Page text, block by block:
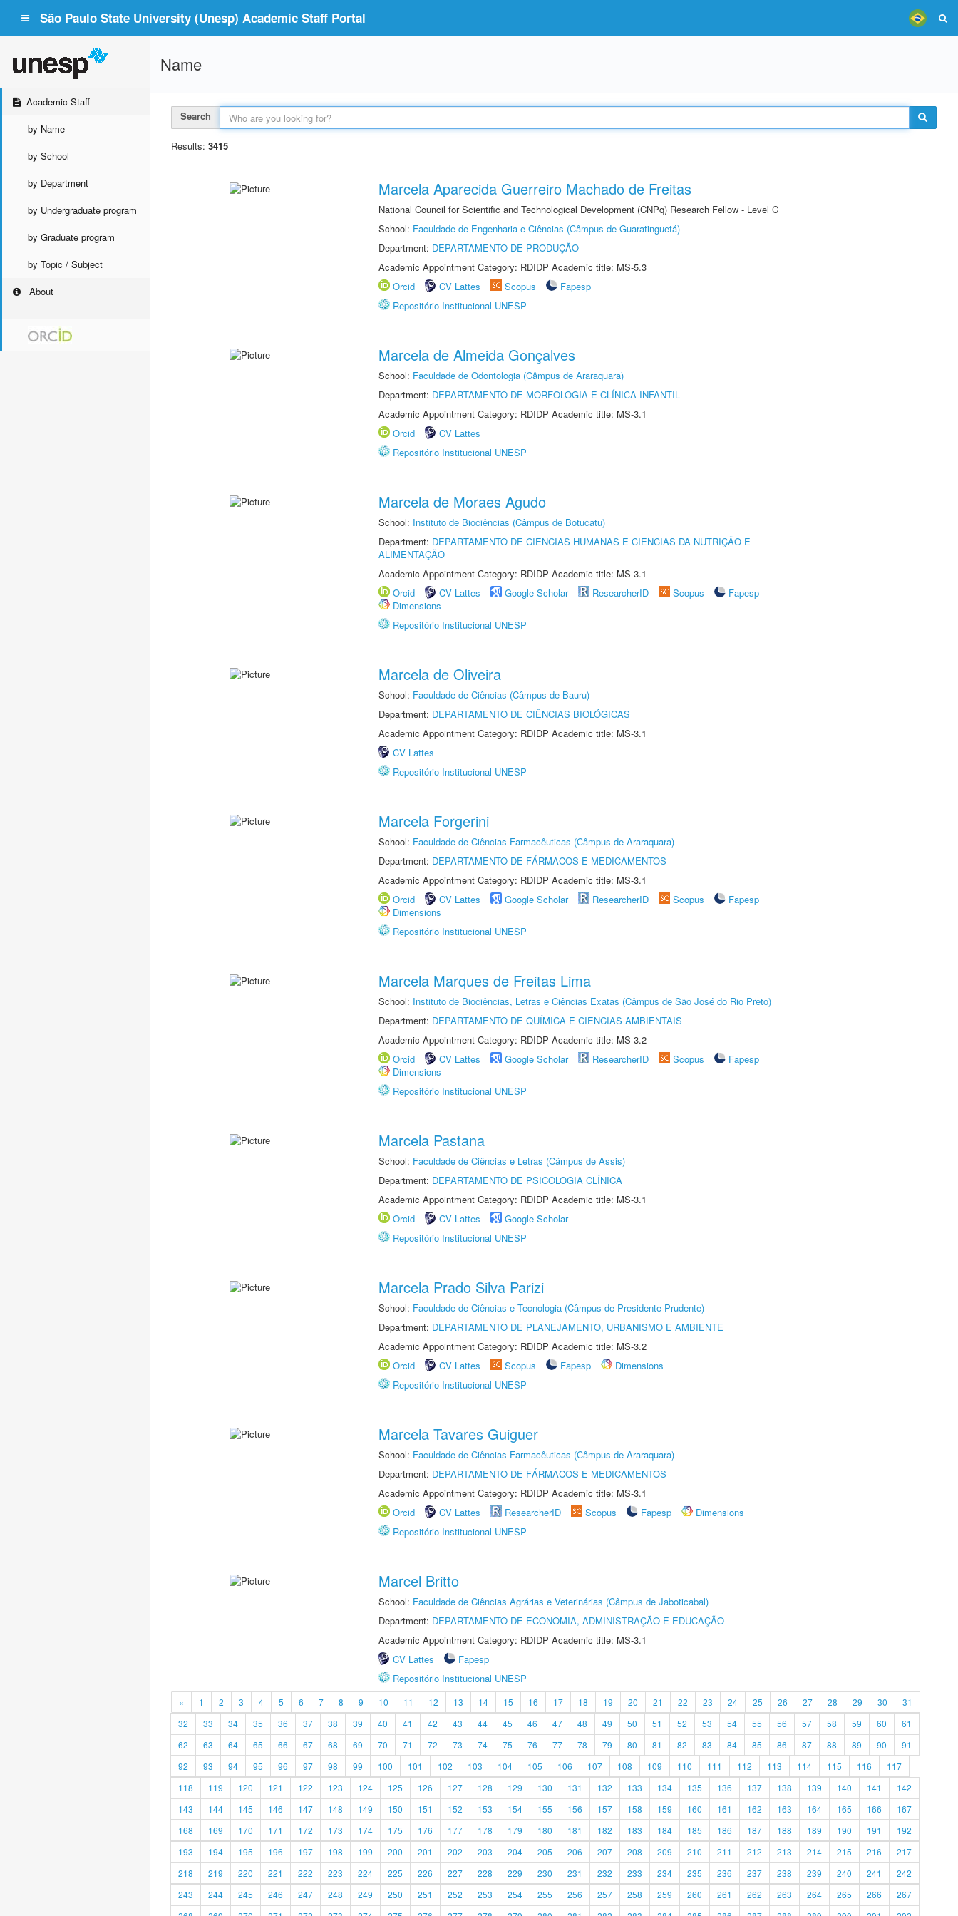
São Paulo State University (Unesp) Academic Staff Portal
Academic Staff
by Name
by School
by Department
by Undergraduate program
by Graduate program
by Topic / Subject
About
Name
Search
Results: 3415
Marcela Aparecida Guerreiro Machado de Freitas
National Council for Scientific and Technological Development (CNPq) Research Fellow - Level C
School: Faculdade de Engenharia e Ciências (Câmpus de Guaratinguetá)
Department: DEPARTAMENTO DE PRODUÇÃO
Academic Appointment Category: RDIDP Academic title: MS-5.3
Orcid
CV Lattes Scopus
Fapesp
Repositório Institucional UNESP
Marcela de Almeida Gonçalves
School: Faculdade de Odontologia (Câmpus de Araraquara)
Department: DEPARTAMENTO DE MORFOLOGIA E CLÍNICA INFANTIL
Academic Appointment Category: RDIDP Academic title: MS-3.1
Orcid
CV Lattes
Repositório Institucional UNESP
Marcela de Moraes Agudo
School: Instituto de Biociências (Câmpus de Botucatu)
Department: DEPARTAMENTO DE CIÊNCIAS HUMANAS E CIÊNCIAS DA NUTRIÇÃO E
ALIMENTAÇÃO
Academic Appointment Category: RDIDP Academic title: MS-3.1
Orcid
CV Lattes Google Scholar ResearcherID Scopus
Fapesp
Dimensions
Repositório Institucional UNESP
Marcela de Oliveira
School: Faculdade de Ciências (Câmpus de Bauru)
Department: DEPARTAMENTO DE CIÊNCIAS BIOLÓGICAS
Academic Appointment Category: RDIDP Academic title: MS-3.1
CV Lattes
Repositório Institucional UNESP
Marcela Forgerini
School: Faculdade de Ciências Farmacêuticas (Câmpus de Araraquara)
Department: DEPARTAMENTO DE FÁRMACOS E MEDICAMENTOS
Academic Appointment Category: RDIDP Academic title: MS-3.1
Orcid
CV Lattes Google Scholar ResearcherID Scopus
Fapesp
Dimensions
Repositório Institucional UNESP
Marcela Marques de Freitas Lima
School: Instituto de Biociências, Letras e Ciências Exatas (Câmpus de São José do Rio Preto)
Department: DEPARTAMENTO DE QUÍMICA E CIÊNCIAS AMBIENTAIS
Academic Appointment Category: RDIDP Academic title: MS-3.2
Orcid
CV Lattes Google Scholar ResearcherID Scopus
Fapesp
Dimensions
Repositório Institucional UNESP
Marcela Pastana
School: Faculdade de Ciências e Letras (Câmpus de Assis)
Department: DEPARTAMENTO DE PSICOLOGIA CLÍNICA
Academic Appointment Category: RDIDP Academic title: MS-3.1
Orcid
CV Lattes
Google Scholar
Repositório Institucional UNESP
Marcela Prado Silva Parizi
School: Faculdade de Ciências e Tecnologia (Câmpus de Presidente Prudente)
Department: DEPARTAMENTO DE PLANEJAMENTO, URBANISMO E AMBIENTE
Academic Appointment Category: RDIDP Academic title: MS-3.2
Orcid
CV Lattes Scopus Fapesp
Dimensions
Repositório Institucional UNESP
Marcela Tavares Guiguer
School: Faculdade de Ciências Farmacêuticas (Câmpus de Araraquara)
Department: DEPARTAMENTO DE FÁRMACOS E MEDICAMENTOS
Academic Appointment Category: RDIDP Academic title: MS-3.1
Orcid
CV Lattes ResearcherID Scopus Fapesp
Dimensions
Repositório Institucional UNESP
Marcel Britto
School: Faculdade de Ciências Agrárias e Veterinárias (Câmpus de Jaboticabal)
Department: DEPARTAMENTO DE ECONOMIA, ADMINISTRAÇÃO E EDUCAÇÃO
Academic Appointment Category: RDIDP Academic title: MS-3.1
CV Lattes
Fapesp
Repositório Institucional UNESP
« 1 2 3 4 5 6 7 8 9 10 11 12 13 14 15 16 17 18 19 20 21 22 23 24 25 26 27 28 29 30
31
32
33 34 35 36 37 38 39 40 41 42 43 44 45 46 47 48 49 50 51 52 53 54 55 56 57 58 59 60
61
62
63 64 65 66 67 68 69 70 71 72 73 74 75 76 77 78 79 80 81 82 83 84 85 86 87 88 89 90
91
92
93 94 95 96 97 98 99 100 101 102 103 104 105 106 107 108 109 110 111 112 113 114 115 116
117
118
119 120 121 122 123 124 125 126 127 128 129 130 131 132 133 134 135 136 137 138 139 140 141
142
143
144 145 146 147 148 149 150 151 152 153 154 155 156 157 158 159 160 161 162 163 164 165 166
167
168
169 170 171 172 173 174 175 176 177 178 179 180 181 182 183 184 185 186 187 188 189 190 191
192
193
194 195 196 197 198 199 200 201 202 203 204 205 206 207 208 209 210 211 212 213 214 215 216
217
218
219 220 221 222 223 224 225 226 227 228 229 230 231 232 233 234 235 236 237 238 239 240 241
242
243
244 245 246 247 248 249 250 251 252 253 254 255 256 257 258 259 260 261 262 263 264 265 266
267